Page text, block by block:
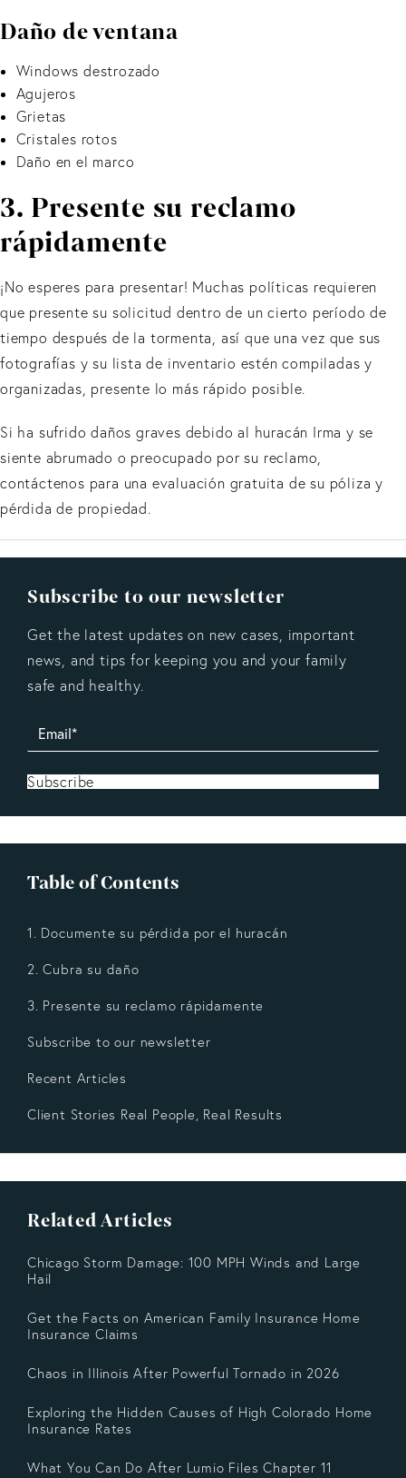
Daño de ventana
Windows destrozado
Agujeros
Grietas
Cristales rotos
Daño en el marco
3. Presente su reclamo
rápidamente
¡No esperes para presentar! Muchas políticas requieren
que presente su solicitud dentro de un cierto período de
tiempo después de la tormenta, así que una vez que sus
fotografías y su lista de inventario estén compiladas y
organizadas, presente lo más rápido posible.
Si ha sufrido daños graves debido al huracán Irma y se
siente abrumado o preocupado por su reclamo,
contáctenos para una evaluación gratuita de su póliza y
pérdida de propiedad.
Subscribe to our newsletter
Get the latest updates on new cases, important
news, and tips for keeping you and your family
safe and healthy.
Subscribe
Table of Contents
1. Documente su pérdida por el huracán
2. Cubra su daño
3. Presente su reclamo rápidamente
Subscribe to our newsletter
Recent Articles
Client Stories Real People, Real Results
Related Articles
Chicago Storm Damage: 100 MPH Winds and Large
Hail
Get the Facts on American Family Insurance Home
Insurance Claims
Chaos in Illinois After Powerful Tornado in 2026
Exploring the Hidden Causes of High Colorado Home
Insurance Rates
What You Can Do After Lumio Files Chapter 11